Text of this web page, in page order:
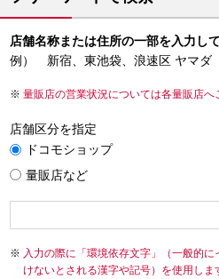
店舗名称または住所の一部を入力し
例） 新宿、東池袋、浪速区 ヤマダ
量販店の営業状況については各量販店へ
店舗区分を指定
ドコモショップ
量販店など
入力の際に「環境依存文字」（一般的
けないとされる漢字や記号）を使用し